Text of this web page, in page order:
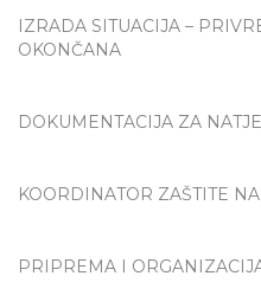
IZRADA SITUACIJA –
OKONČANA
DOKUMENTACIJA ZA
KOORDINATOR ZAŠTITE
PRIPREMA I